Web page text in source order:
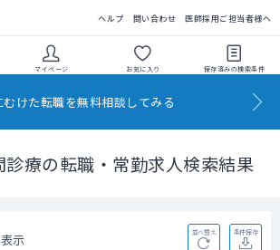
ヘルプ 問い合わせ 医師採用ご担当者様へ
マイページ お気に入り 保存済みの検索条件
むけた転職を無料相談してみる
診療の転職・常勤求人検索結果
示 並べ替え 条件保存